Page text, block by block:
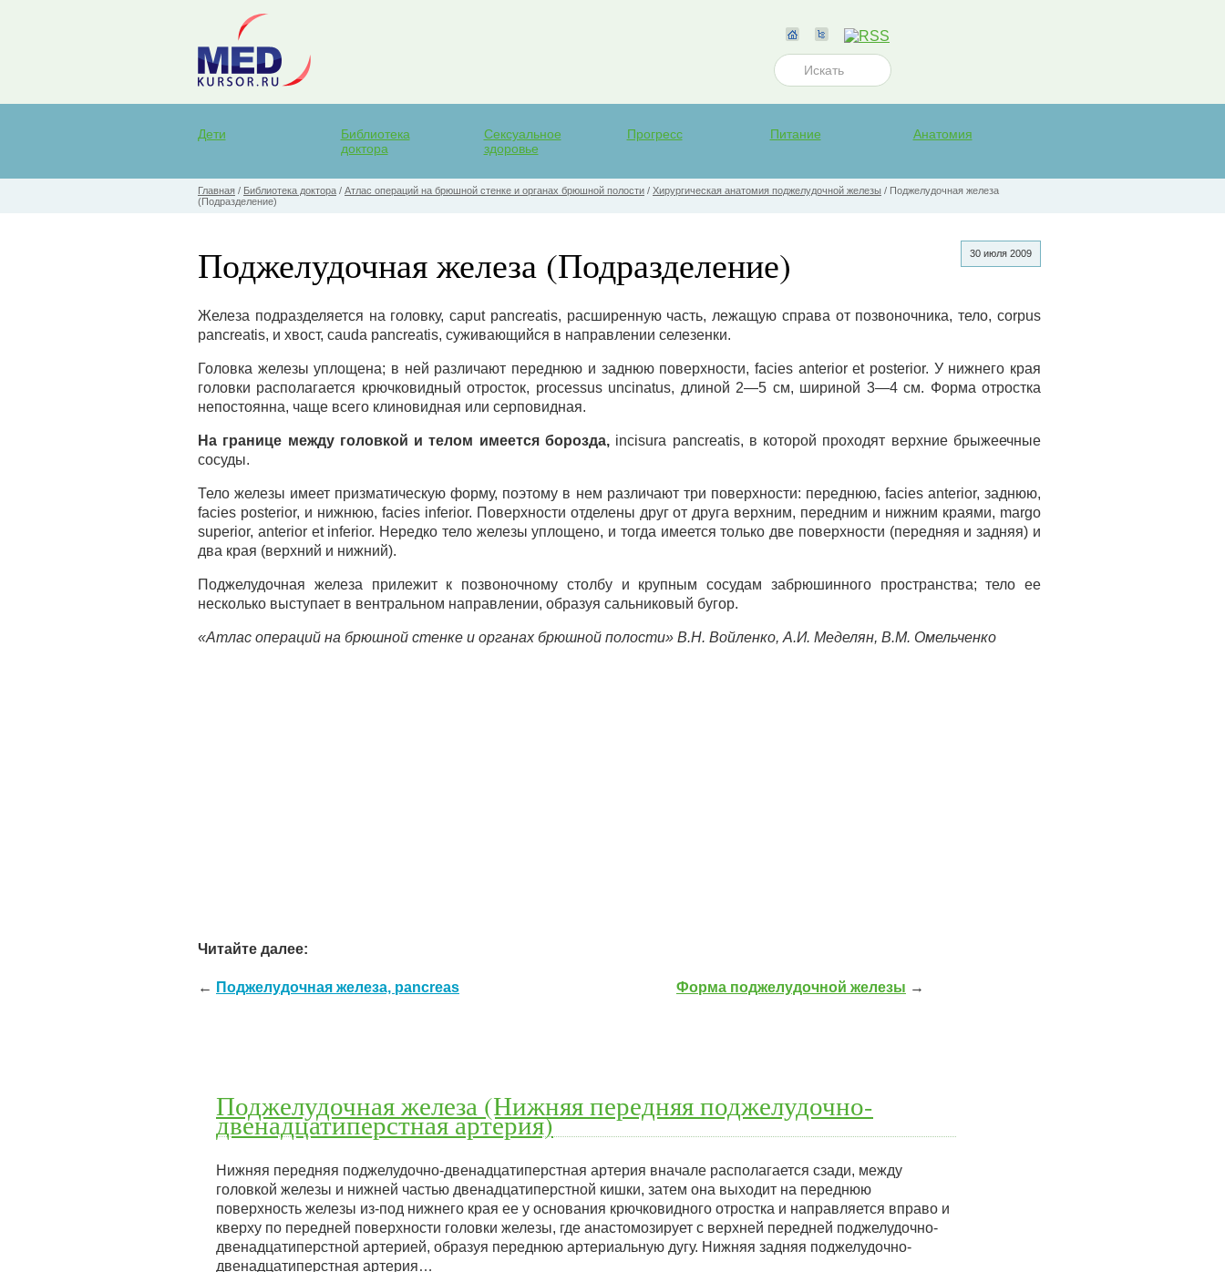
Дети
Библиотека
доктора
Сексуальное
здоровье
Прогресс Питание Анатомия
Главная / Библиотека доктора / Атлас операций на брюшной стенке и органах брюшной полости / Хирургическая анатомия поджелудочной железы / Поджелудочная железа
(Подразделение)
30 июля 2009
Поджелудочная железа (Подразделение)
Железа подразделяется на головку, caput pancreatis, расширенную часть, лежащую справа от позвоночника, тело, corpus
pancreatis, и хвост, cauda pancreatis, суживающийся в направлении селезенки.
Головка железы уплощена; в ней различают переднюю и заднюю поверхности, facies anterior et posterior. У нижнего края
головки располагается крючковидный отросток, processus uncinatus, длиной 2—5 см, шириной 3—4 см. Форма отростка
непостоянна, чаще всего клиновидная или серповидная.
На границе между головкой и телом имеется борозда, incisura pancreatis, в которой проходят верхние брыжеечные
сосуды.
Тело железы имеет призматическую форму, поэтому в нем различают три поверхности: переднюю, facies anterior, заднюю,
facies posterior, и нижнюю, facies inferior. Поверхности отделены друг от друга верхним, передним и нижним краями, margo
superior, anterior et inferior. Нередко тело железы уплощено, и тогда имеется только две поверхности (передняя и задняя) и
два края (верхний и нижний).
Поджелудочная железа прилежит к позвоночному столбу и крупным сосудам забрюшинного пространства; тело ее
несколько выступает в вентральном направлении, образуя сальниковый бугор.
«Атлас операций на брюшной стенке и органах брюшной полости» В.Н. Войленко, А.И. Меделян, В.М. Омельченко
Читайте далее:
← Поджелудочная железа, pancreas Форма поджелудочной железы →
Поджелудочная железа (Нижняя передняя поджелудочно-
двенадцатиперстная артерия)
Нижняя передняя поджелудочно-двенадцатиперстная артерия вначале располагается сзади, между
головкой железы и нижней частью двенадцатиперстной кишки, затем она выходит на переднюю
поверхность железы из-под нижнего края ее у основания крючковидного отростка и направляется вправо и
кверху по передней поверхности головки железы, где анастомозирует с верхней передней поджелудочно-
двенадцатиперстной артерией, образуя переднюю артериальную дугу. Нижняя задняя поджелудочно-
двенадцатиперстная артерия…